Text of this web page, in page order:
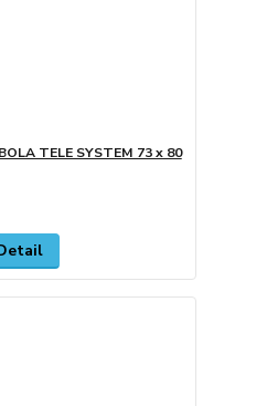
TELE SYSTEM 73 x 80